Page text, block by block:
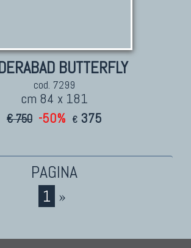
BUTTERFLY
cod. 7299
cm 84 x 181
€ 750 -50% € 375
1 »